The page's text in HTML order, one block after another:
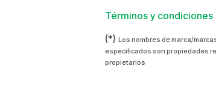
Términos y condiciones
(*) Los nombres de marca/
especificados son propiedades
propietarios